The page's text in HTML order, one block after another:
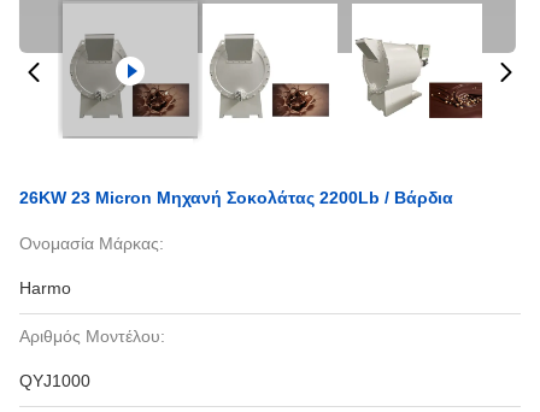
26KW 23 Micron Μηχανή Σοκολάτας 2200Lb / Βάρδια
Ονομασία Μάρκας:
Harmo
Αριθμός Μοντέλου:
QYJ1000